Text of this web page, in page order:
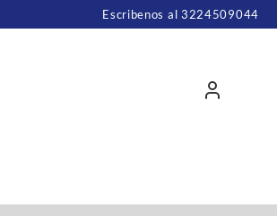
Escribenos al 3224509044